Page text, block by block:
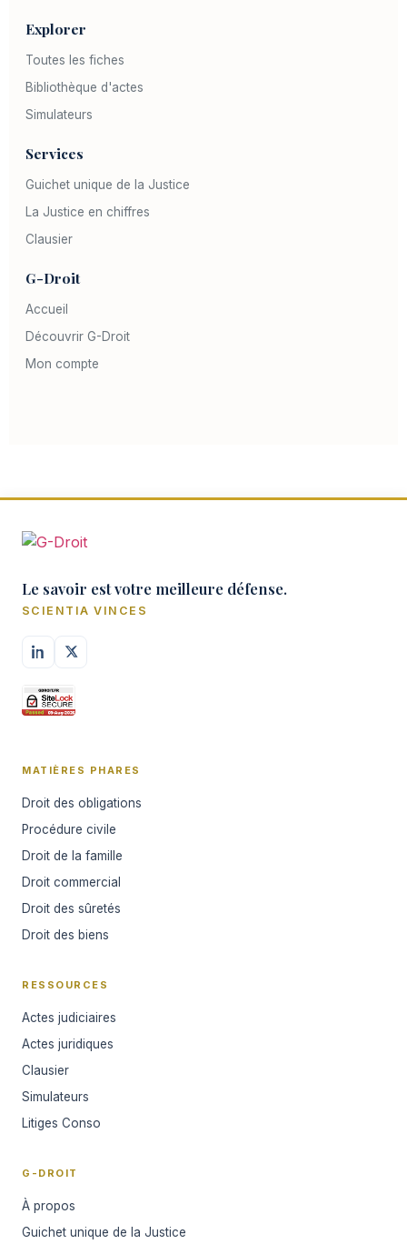
Explorer
Toutes les fiches
Bibliothèque d'actes
Simulateurs
Services
Guichet unique de la Justice
La Justice en chiffres
Clausier
G-Droit
Accueil
Découvrir G-Droit
Mon compte
Le savoir est votre meilleure défense.
SCIENTIA VINCES
MATIÈRES PHARES
Droit des obligations
Procédure civile
Droit de la famille
Droit commercial
Droit des sûretés
Droit des biens
RESSOURCES
Actes judiciaires
Actes juridiques
Clausier
Simulateurs
Litiges Conso
G-DROIT
À propos
Guichet unique de la Justice